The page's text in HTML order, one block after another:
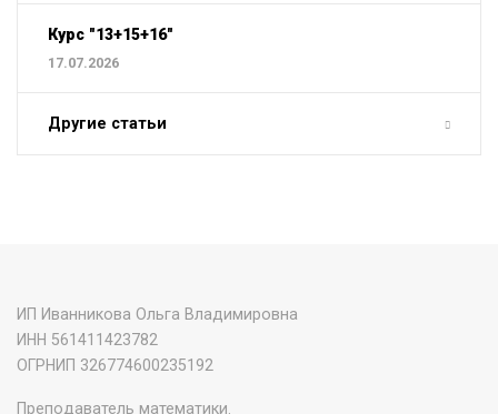
Курс "13+15+16"
17.07.2026
Другие статьи
ИП Иванникова Ольга Владимировна
ИНН 561411423782
‌ОГРНИП 326774600235192
Преподаватель математики.